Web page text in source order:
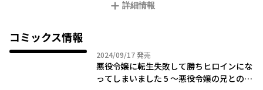
フが大好きだ。しかし、ヒースクリフはお友達エンドしかない、
ンナマリーに転生して、兄妹でひっそり世界の片隅で生きていく
ことを切実に希望し、病室にて短い一生を終えた響子。
ゲームの世界で魔法学園に入学したばかりの状態で、前世の記
憶を取り戻すと……。「やった！ マジラバの世界！ ……っ
詳細情報
コミックス情報
2024/09/172024年09月17日
発売
悪役令嬢に転生失敗して勝ちヒロインにな
ってしまいました 5 ～悪役令嬢の兄との家